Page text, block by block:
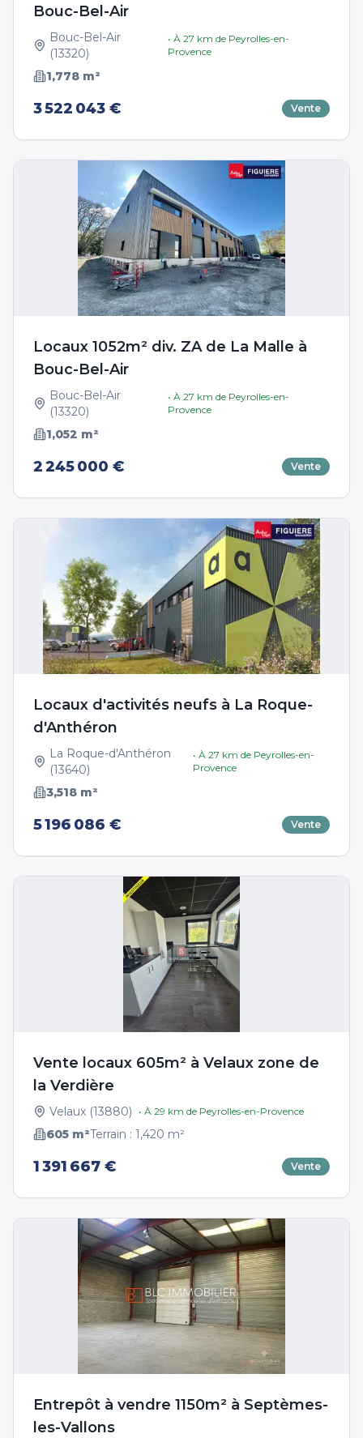
Bouc-Bel-Air
Bouc-Bel-Air
(13320)
• À27 km de Peyrolles-en-
Provence
1,778 m²
3 522 043 € Vente
Locaux 1052m² div. ZA de La Malle à
Bouc-Bel-Air
Bouc-Bel-Air
(13320)
• À27 km de Peyrolles-en-
Provence
1,052 m²
2 245 000 € Vente
Locaux d'activités neufs à La Roque-
d'Anthéron
La Roque-d'Anthéron
(13640)
• À 27 km de Peyrolles-en-
Provence
3,518 m²
5 196 086 € Vente
Vente locaux 605m² à Velaux zone de
la Verdière
Velaux (13880) • À 29 km de Peyrolles-en-Provence
605 m²Terrain : 1,420 m²
1 391 667 € Vente
Entrepôt à vendre 1150m² à Septèmes-
les-Vallons